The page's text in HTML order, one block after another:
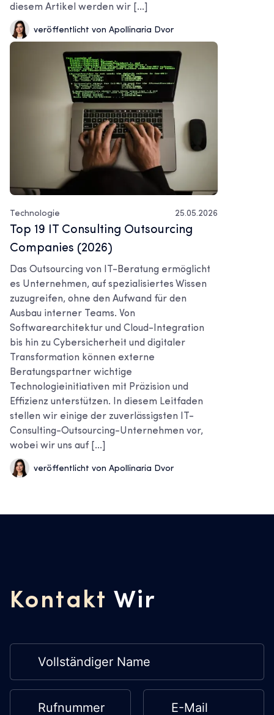
diesem Artikel werden wir [...]
veröffentlicht von Apollinaria Dvor
Technologie 25.05.2026
Top 19 IT Consulting Outsourcing
Companies (2026)
Das Outsourcing von IT-Beratung ermöglicht
es Unternehmen, auf spezialisiertes Wissen
zuzugreifen, ohne den Aufwand für den
Ausbau interner Teams. Von
Softwarearchitektur und Cloud-Integration
bis hin zu Cybersicherheit und digitaler
Transformation können externe
Beratungspartner wichtige
Technologieinitiativen mit Präzision und
Effizienz unterstützen. In diesem Leitfaden
stellen wir einige der zuverlässigsten IT-
Consulting-Outsourcing-Unternehmen vor,
wobei wir uns auf [...]
veröffentlicht von Apollinaria Dvor
Kontakt Wir